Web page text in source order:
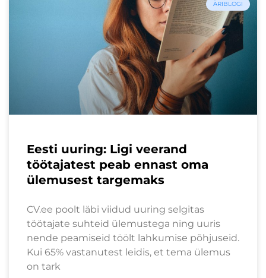
ÄRIBLOGI
Eesti uuring: Ligi veerand
töötajatest peab ennast oma
ülemusest targemaks
CV.ee poolt läbi viidud uuring selgitas
töötajate suhteid ülemustega ning uuris
nende peamiseid töölt lahkumise põhjuseid.
Kui 65% vastanutest leidis, et tema ülemus
on tark